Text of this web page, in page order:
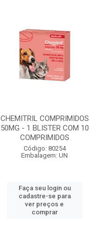
CHEMITRIL COMPRIMIDOS
50MG - 1 BLISTER COM 10
COMPRIMIDOS
Código: 80254
Embalagem: UN
Faça seu login ou
cadastre-se para
ver preços e
comprar